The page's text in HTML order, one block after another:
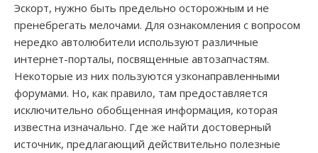
Эскорт, нужно быть предельно осторожным и не
пренебрегать мелочами. Для ознакомления с вопросом
нередко автолюбители используют различные
интернет-порталы, посвященные автозапчастям.
Некоторые из них пользуются узконаправленными
форумами. Но, как правило, там предоставляется
исключительно обобщенная информация, которая
известна изначально. Где же найти достоверный
источник, предлагающий действительно полезные